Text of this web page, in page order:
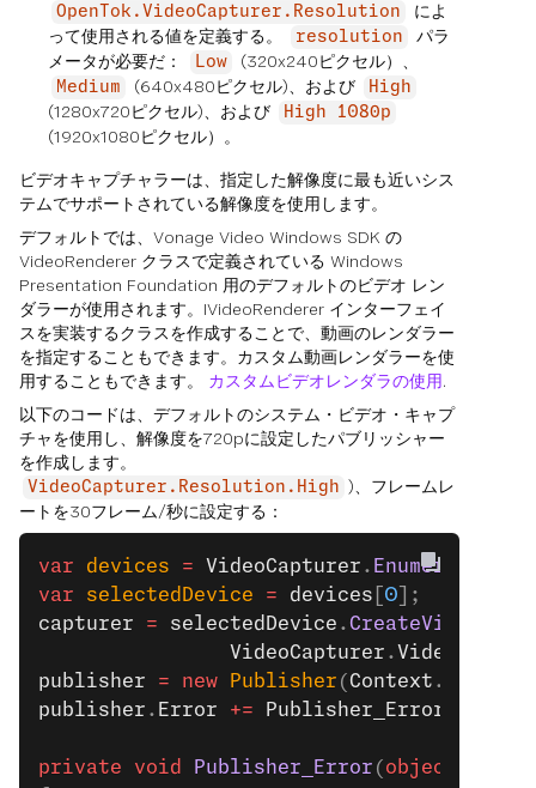
OpenTok.VideoCapturer.Resolution
によ
って使用される値を定義する。
resolution
パラ
メータが必要だ：
Low (320x240ピクセル）、
Medium (640x480ピクセル)、および High
(1280x720ピクセル)、および High 1080p
(1920x1080ピクセル）。
ビデオキャプチャラーは、指定した解像度に最も近いシス
テムでサポートされている解像度を使用します。
デフォルトでは、Vonage Video Windows SDK の
VideoRenderer クラスで定義されている Windows
Presentation Foundation 用のデフォルトのビデオ レン
ダラーが使用されます。IVideoRenderer インターフェイ
スを実装するクラスを作成することで、動画のレンダラー
を指定することもできます。カスタム動画レンダラーを使
用することもできます。 カスタムビデオレンダラの使用.
以下のコードは、デフォルトのシステム・ビデオ・キャプ
チャを使用し、解像度を720pに設定したパブリッシャー
を作成します。
VideoCapturer.Resolution.High )、フレームレ
ートを30フレーム/秒に設定する：
var devices = VideoCapturer .
var selectedDevice = devices 0 ];
capturer = selectedDevice .
                VideoCapturer
.
publisher = new Publisher ( Context .
publisher . Error += Publisher_Error
private void Publisher_Error ( object